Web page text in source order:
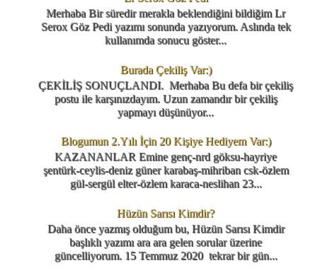
Merhaba Bir süredir merakla beklendiğini bildiğim Lr
Serox Göz Pedi yazımı sonunda yazıyorum. Aslında tek
kullanımda sonucu göster...
Burada Çekiliş Var:)
ÇEKİLİŞ SONUÇLANDI. Merhaba Bu defa bir çekiliş
postu ile karşınızdayım. Uzun zamandır bir çekiliş
yapmayı düşünüyor...
Blogumun 2.Yılı İçin 20 Kişiye Hediyem Var:)
KAZANANLAR Emine genç-nrd göksu-hayriye
şentürk-ceylis-deniz güner karabaş-mihriban csk-özlem
gül-sergül elter-özlem karaca-neslihan 23...
Hüzün Sarısı Kimdir?
Daha önce yazmış olduğum bu, Hüzün Sarısı Kimdir
başlıklı yazımı ara ara gelen sorular üzerine
güncelliyorum. 15 Temmuz 2020 tekrar bir gün...